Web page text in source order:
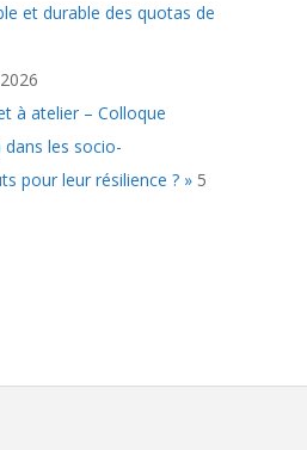
et durable des quotas de
à atelier – Colloque
dans les socio-
pour leur résilience ? » 5